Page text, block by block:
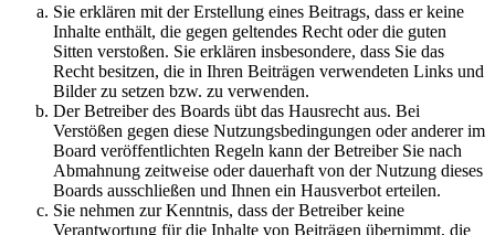
Sie erklären mit der Erstellung eines Beitrags, dass er keine
Inhalte enthält, die gegen geltendes Recht oder die guten
Sitten verstoßen. Sie erklären insbesondere, dass Sie das
Recht besitzen, die in Ihren Beiträgen verwendeten Links und
Bilder zu setzen bzw. zu verwenden.
Der Betreiber des Boards übt das Hausrecht aus. Bei
Verstößen gegen diese Nutzungsbedingungen oder anderer im
Board veröffentlichten Regeln kann der Betreiber Sie nach
Abmahnung zeitweise oder dauerhaft von der Nutzung dieses
Boards ausschließen und Ihnen ein Hausverbot erteilen.
Sie nehmen zur Kenntnis, dass der Betreiber keine
Verantwortung für die Inhalte von Beiträgen übernimmt, die